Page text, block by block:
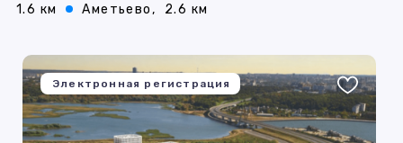
1.6 км
Аметьево, 2.6 км
Электронная регистрация